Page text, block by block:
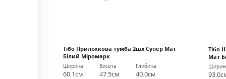
Тібо Приліжкова тумба 2шх Супер Мат
Білий Міромарк
Ширина
60.1см
Висота
47.5см
Глибина
40.0см
Тібо
Мат